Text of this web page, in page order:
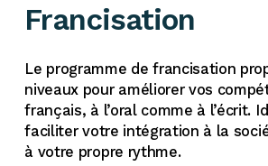
Francisation
Le programme de francisation
niveaux pour améliorer vos
français, à l’oral comme à l’écrit.
facilitervotre intégration à la
à votre propre rythme.